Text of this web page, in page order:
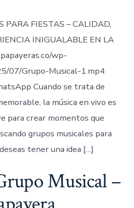
PARA FIESTAS – CALIDAD,
INIGUALABLE EN LA
wp-
07/Grupo-Musical-1.mp4
Cuando se trata de
la música en vivo es
para crear momentos que
grupos musicales para
tener una idea […]
Musical –